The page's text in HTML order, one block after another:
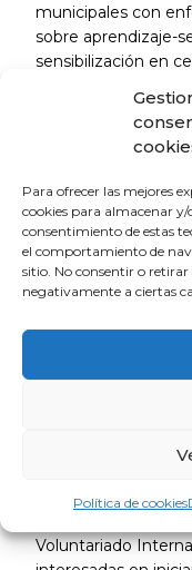
Para ofrecer las mejores
cookies para almacenar
consentimiento de estas
el comportamiento de
sitio. No consentir o
negativamente a ciertas
Política de cookies
municipales con
sobre aprendizaje-
sensibilización en
género,
La Secretaría
Paz y Bien junto a
especialistas en la
y en el diseño de
como un modelo
Entre los recursos
contenidos
Voluntariado